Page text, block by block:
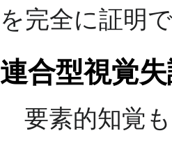
を完全に証明
連合型視覚
要素的知覚